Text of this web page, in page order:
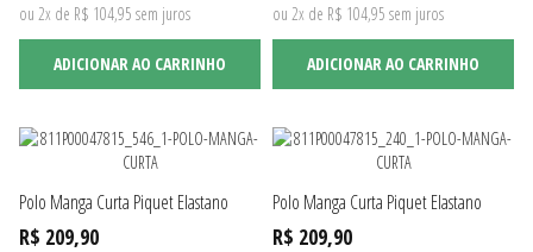
ou 2x de R$ 104,95 sem juros
ADICIONAR AO CARRINHO
ou 2x de R$ 104,95 sem juros
ADICIONAR AO CARRINHO
Polo Manga Curta Piquet Elastano
R$ 209,90
Polo Manga Curta Piquet Elastano
R$ 209,90